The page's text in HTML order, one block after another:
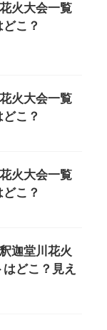
火大会一覧
どこ？
火大会一覧
どこ？
火大会一覧
どこ？
迦堂川花火
どこ？見え